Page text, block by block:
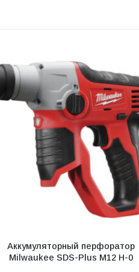
Аккумуляторный перфоратор
Milwaukee SDS-Plus M12 H-0